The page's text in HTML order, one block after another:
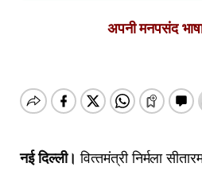
अपनी मनपसंद
नई दिल्‍ली। वित्‍तमंत्री निर्मला